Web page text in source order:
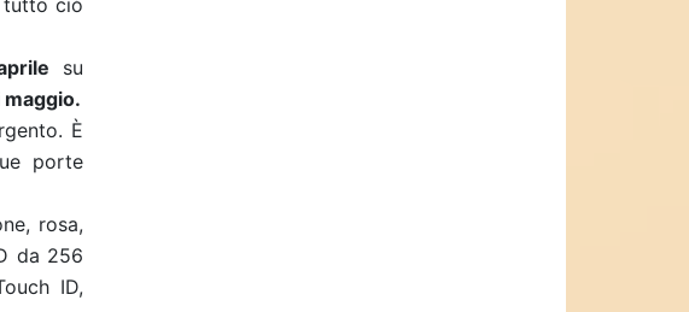
tutto ciò
su
È
porte
rosa,
da 256
ID,